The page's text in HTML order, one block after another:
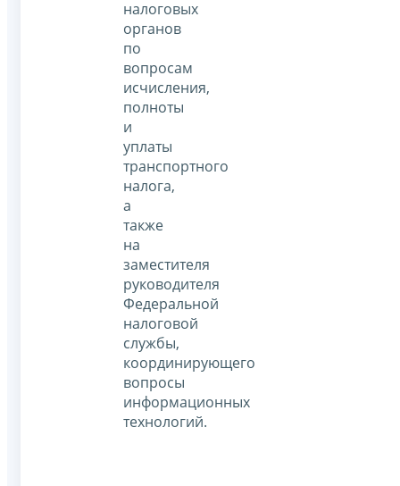
налоговых
органов
по
вопросам
исчисления,
полноты
и
уплаты
транспортного
налога,
а
также
на
заместителя
руководителя
Федеральной
налоговой
службы,
координирующего
вопросы
информационных
технологий.